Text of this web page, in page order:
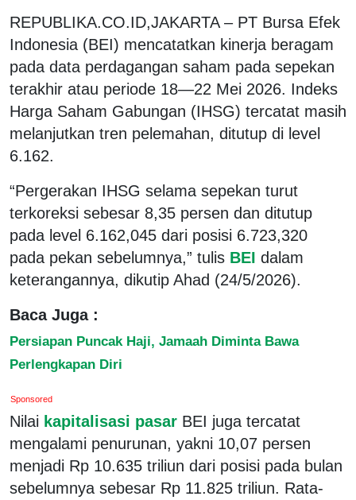
REPUBLIKA.CO.ID,JAKARTA – PT Bursa Efek
Indonesia (BEI) mencatatkan kinerja beragam
pada data perdagangan saham pada sepekan
terakhir atau periode 18—22 Mei 2026. Indeks
Harga Saham Gabungan (IHSG) tercatat masih
melanjutkan tren pelemahan, ditutup di level
6.162.
“Pergerakan IHSG selama sepekan turut
terkoreksi sebesar 8,35 persen dan ditutup
pada level 6.162,045 dari posisi 6.723,320
pada pekan sebelumnya,” tulis BEI dalam
keterangannya, dikutip Ahad (24/5/2026).
Baca Juga :
Persiapan Puncak Haji, Jamaah Diminta Bawa
Perlengkapan Diri
Sponsored
Nilai kapitalisasi pasar BEI juga tercatat
mengalami penurunan, yakni 10,07 persen
menjadi Rp 10.635 triliun dari posisi pada bulan
sebelumnya sebesar Rp 11.825 triliun. Rata-